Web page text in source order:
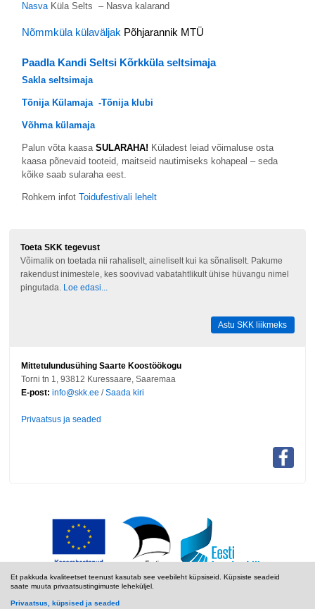
Et pakkuda kvaliteetset teenust kasutab see veebileht küpsiseid. Küpsiste seadeid
saate muuta privaatsustingimuste leheküljel.
Privaatsus, küpsised ja seaded
NasvaKüla Selts – Nasva kalarand
Nõmmküla külaväljak Põhjarannik MTÜ
Paadla Kandi Seltsi Kõrkküla seltsimaja
Sakla seltsimaja
Tõnija Külamaja -Tõnija klubi
Võhma külamaja
Palun võta kaasa SULARAHA! Küladest leiad võimaluse osta
kaasa põnevaid tooteid, maitseid nautimiseks kohapeal – seda
kõike saab sularaha eest.
Rohkem infot Toidufestivali lehelt
Toeta SKK tegevust
Võimalik on toetada nii rahaliselt, aineliselt kui ka sõnaliselt. Pakume
rakendust inimestele, kes soovivad vabatahtlikult ühise hüvangu nimel
pingutada. Loe edasi...
Astu SKK liikmeks
Mittetulundusühing Saarte Koostöökogu
Torni tn 1, 93812 Kuressaare, Saaremaa
E-post: info@skk.ee /Saada kiri
Privaatsus ja seaded